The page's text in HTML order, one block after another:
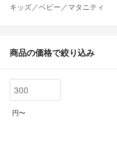
キッズ／ベビー／マタニティ
商品の価格で絞り込み
円〜